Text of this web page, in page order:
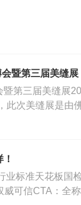
暨第三届美缝展
第三届美缝展
次美缝展是由
标准天花板国
可信CTA：全